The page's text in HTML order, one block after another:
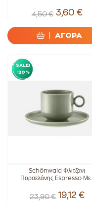
4,50 € 3,60 €
ΑΓΟΡΑ
SALE!
-20%
Schönwald Φλιτζάνι
Πορσελάνης Espresso Με...
23,90 € 19,12 €